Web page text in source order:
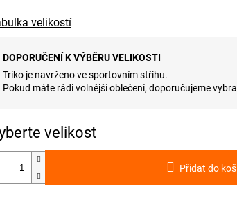
velikostí
DOPORUČENÍ K VÝBĚRU VELIKOSTI
Triko je navrženo ve sportovním střihu.
Pokud máte rádi volnější oblečení, doporučujeme
Přidat do